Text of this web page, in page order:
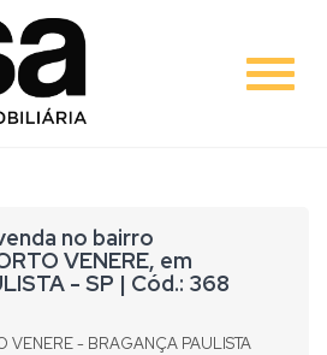
#
no bairro
VENERE, em
- SP | Cód.: 368
VENERE - BRAGANÇA PAULISTA